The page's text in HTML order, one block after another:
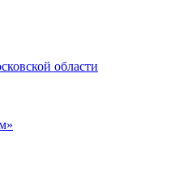
области